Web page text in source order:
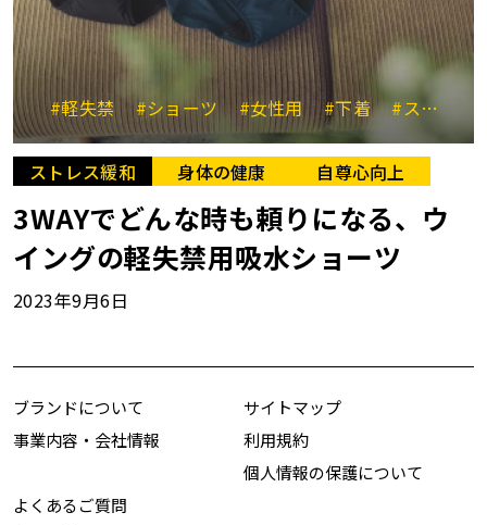
#軽失禁 #ショーツ #女性用 #下着 #ストレス
ストレス緩和 身体の健康 自尊心向上
3WAYでどんな時も頼りになる、ウ
イングの軽失禁用吸水ショーツ
2023年9月6日
ブランドについて
事業内容・会社情報
サイトマップ
利用規約
個人情報の保護について
よくあるご質問